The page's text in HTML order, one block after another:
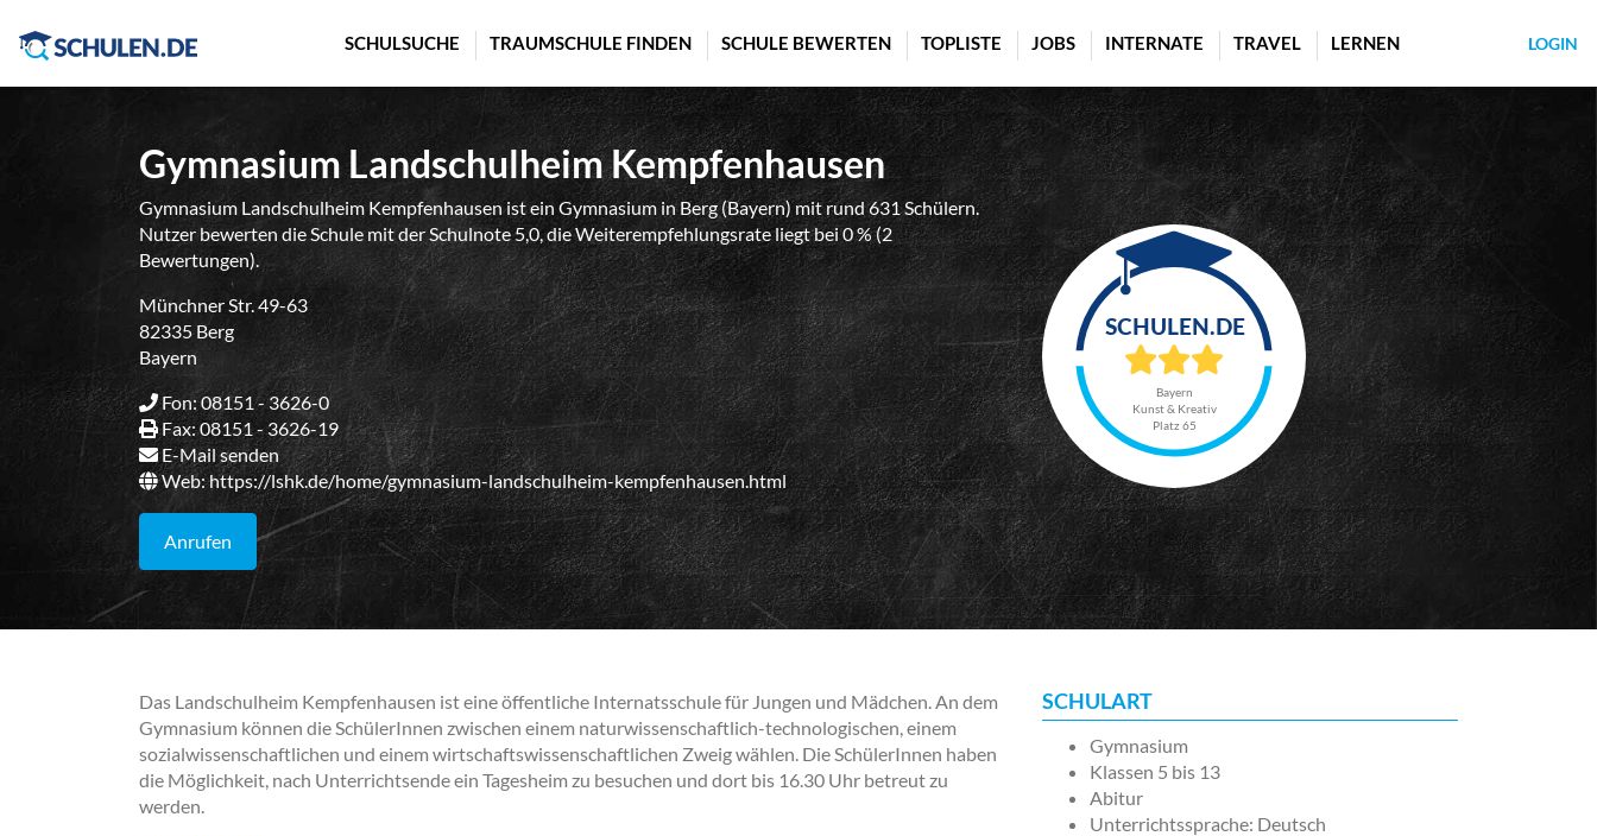
SCHULSUCHE TRAUMSCHULE FINDEN SCHULE BEWERTEN TOPLISTE JOBS INTERNATE TRAVEL LERNEN LOGIN
Gymnasium Landschulheim Kempfenhausen
Gymnasium Landschulheim Kempfenhausen ist ein Gymnasium in Berg (Bayern) mit rund 631 Schülern.
Nutzer bewerten die Schule mit der Schulnote 5,0, die Weiterempfehlungsrate liegt bei 0 % (2
Bewertungen).
Münchner Str. 49-63
82335 Berg
Bayern
Fon: 08151 - 3626-0
Fax: 08151 - 3626-19
E-Mail senden
Web:https://lshk.de/home/gymnasium-landschulheim-kempfenhausen.html
Anrufen
Bayern
Kunst & Kreativ
Platz 65
Das Landschulheim Kempfenhausen ist eine öffentliche Internatsschule für Jungen und Mädchen. An dem
Gymnasium können die SchülerInnen zwischen einem naturwissenschaftlich-technologischen, einem
sozialwissenschaftlichen und einem wirtschaftswissenschaftlichen Zweig wählen. Die SchülerInnen haben
die Möglichkeit, nach Unterrichtsende ein Tagesheim zu besuchen und dort bis 16.30 Uhr betreut zu
werden.
SCHULART
Gymnasium
Klassen 5 bis 13
Abitur
Unterrichtssprache: Deutsch